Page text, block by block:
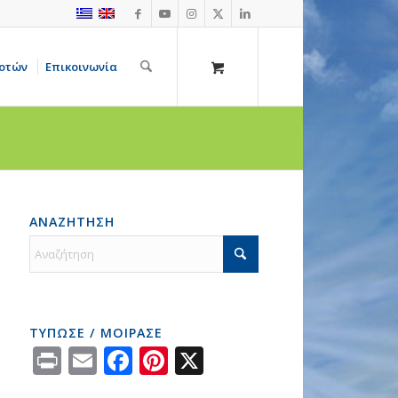
Επικοινωνία
ΑΝΑΖΗΤΗΣΗ
ΤΥΠΩΣΕ / ΜΟΙΡΑΣΕ
PrintEmailFacebook
Pinterest